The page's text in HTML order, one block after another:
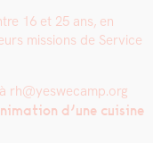
16 et 25 ans, en
mis­sions de Ser­vice
rh@yeswecamp.org
d’une cui­sine